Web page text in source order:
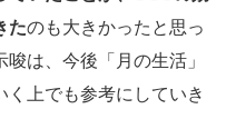
たのも大きかったと思っ
は、今後「月の生活」
上でも参考にしていき